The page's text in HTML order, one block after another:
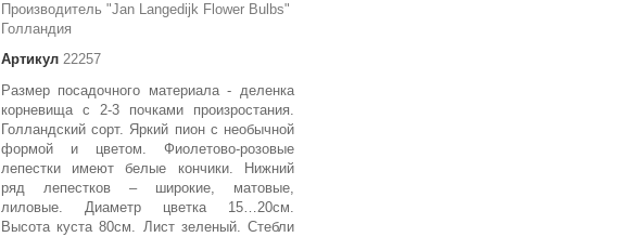
Производитель "Jan Langedijk Flower Bulbs"
Голландия
Артикул 22257
Размер посадочного материала - деленка
корневища с 2-3 почками произростания.
Голландский сорт. Яркий пион с необычной
формой и цветом. Фиолетово-розовые
лепестки имеют белые кончики. Нижний
ряд лепестков – широкие, матовые,
лиловые. Диаметр цветка 15…20см.
Высота куста 80см. Лист зеленый. Стебли